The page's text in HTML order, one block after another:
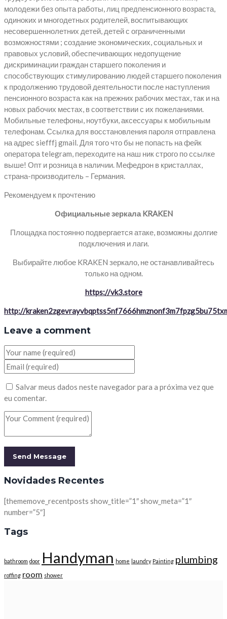
молодежи без опыта работы, лиц предпенсионного возраста,
одиноких и многодетных родителей, воспитывающих
несовершеннолетних детей, детей с ограниченными
возможностями ; создание экономических, социальных и
правовых условий, обеспечивающих недопущение
дискриминации граждан старшего поколения и
способствующих стимулированию людей старшего поколения
к продолжению трудовой деятельности после наступления
пенсионного возраста как на прежних рабочих местах, так и на
новых рабочих местах, в соответствии с их пожеланиями.
Мобильные телефоны, ноутбуки, аксессуары к мобильным
телефонам. Ссылка для восстановления пароля отправлена
на адрес siefffj gmail. Для того что бы не попасть на фейк
оператора telegram, переходите на наш ник строго по ссылке
выше! Опт и розница в наличии. Мефедрон в кристаллах,
страна-производитель – Германия.
Рекомендуем к прочтению
Официальные зеркала KRAKEN
Площадка постоянно подвергается атаке, возможны долгие
подключения и лаги.
Выбирайте любое KRAKEN зеркало, не останавливайтесь
только на одном.
https://vk3.store
http://
Leave a comment
Salvar meus dados neste navegador para a próxima vez que
eu comentar.
Novidades Recentes
[thememove_recentposts show_title=”1″ show_meta=”1″
number=”5″]
Tags
bathroom door Handyman home laundry Painting plumbing
roffing room shower